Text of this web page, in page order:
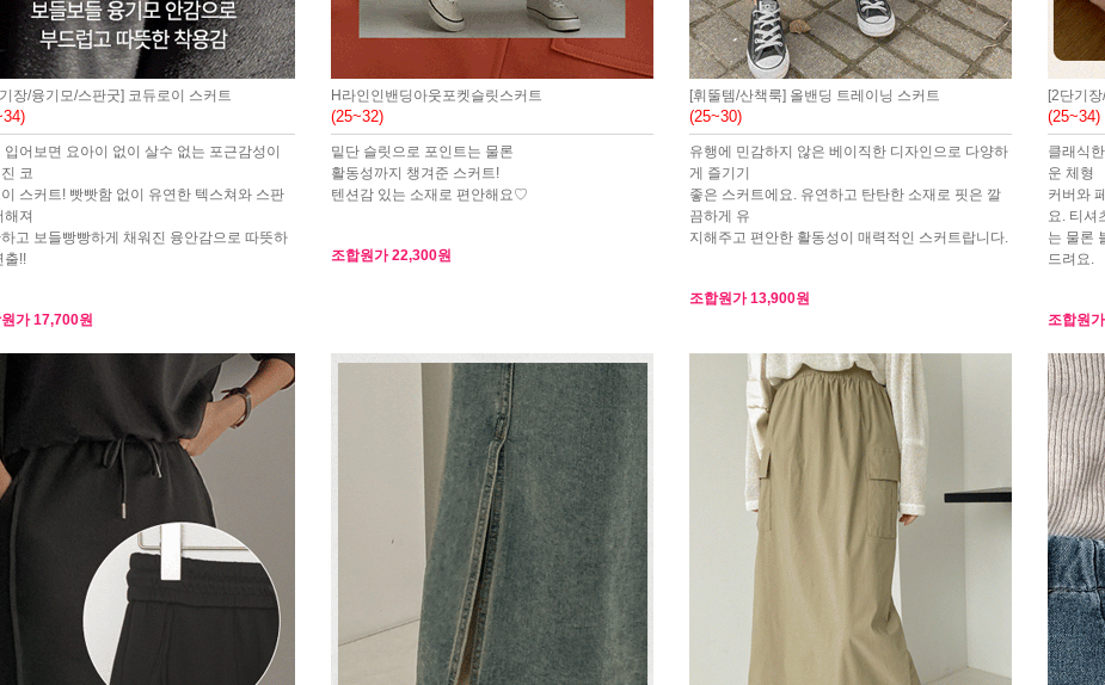
장/융기모/스판굿] 코듀로이 스커트
입어보면 요아이 없이 살수 없는 포근감성이
코
스커트! 빳빳함 없이 유연한 텍스쳐와 스판
해져
고 보들빵빵하게 채워진 융안감으로 따뜻하
출!!
가17,700원
H라인인밴딩아웃포켓슬릿스커트
(25~32)
밑단 슬릿으로 포인트는 물론
활동성까지 챙겨준 스커트!
텐션감 있는 소재로 편안해요♡
조합원가22,300원
[휘뚤템/산책룩] 올밴딩 트레이닝 스커트
(25~30)
유행에 민감하지 않은 베이직한 디자인으로 다양하
게 즐기기
좋은 스커트에요. 유연하고 탄탄한 소재로 핏은 깔
끔하게 유
지해주고 편안한 활동성이 매력적인 스커트랍니다.
조합원가13,900원
[2단기
(25~34)
클래식
운 체형
커버와
요. 티셔
는 물론
드려요.
조합원